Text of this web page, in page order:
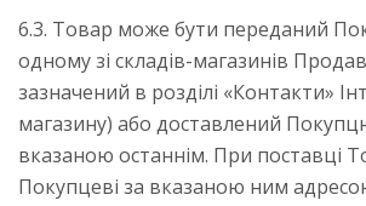
6.3. Товар може бути переданий
одному зі складів-магазинів
зазначений в розділі «Контакти»
магазину) або доставлений
вказаною останнім. При поставці
Покупцеві за вказаною ним